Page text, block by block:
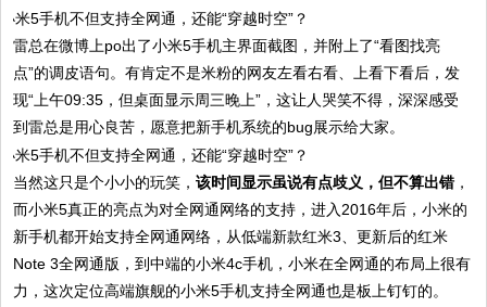
雷总在微博上po出了小米5手机主界面截图，并附上了“看图找亮
点”的调皮语句。有肯定不是米粉的网友左看右看、上看下看后，发
现“上午09:35，但桌面显示周三晚上”，这让人哭笑不得，深深感受
到雷总是用心良苦，愿意把新手机系统的bug展示给大家。
当然这只是个小小的玩笑，该时间显示虽说有点歧义，但不算出错 ，
而小米5真正的亮点为对全网通网络的支持，进入2016年后，小米的
新手机都开始支持全网通网络，从低端新款红米3、更新后的红米
Note 3全网通版，到中端的小米4c手机，小米在全网通的布局上很有
力，这次定位高端旗舰的小米5手机支持全网通也是板上钉钉的。